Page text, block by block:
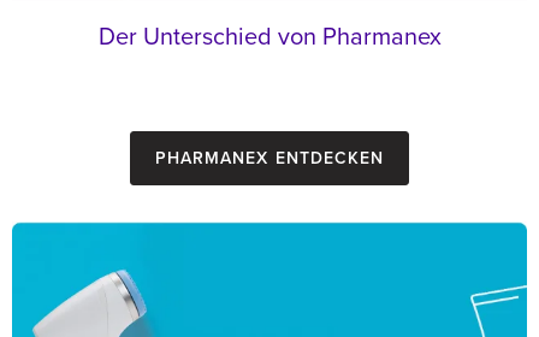
Der Unterschied von Pharmanex
Pharmanex entdecken